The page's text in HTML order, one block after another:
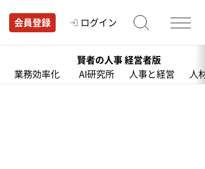
会員登録 ログイン
業務効率化
賢者の人事 経営者版
AI研究所
人事と経営 人